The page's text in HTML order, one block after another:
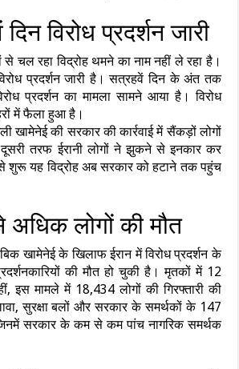
विरोध प्रदर्शन जारी
से चल रहा विद्रोह थमने का नाम नहीं ले रहा है।
प्रदर्शन जारी है। सत्रहवें दिन के अंत तक
प्रदर्शन का मामला सामने आया है। विरोध
में फैला हुआ है।
खामेनेई की सरकार की कार्रवाई में सैंकड़ों लोगों
दूसरी तरफ ईरानी लोगों ने झुकने से इनकार कर
से शुरू यह विद्रोह अब सरकार को हटाने तक पहुंच
अधिक लोगों की मौत
खामेनेई के खिलाफ ईरान में विरोध प्रदर्शन के
की मौत हो चुकी है। मृतकों में 12
इस मामले में 18,434 लोगों की गिरफ्तारी की
सुरक्षा बलों और सरकार के समर्थकों के 147
सरकार के कम से कम पांच नागरिक समर्थक